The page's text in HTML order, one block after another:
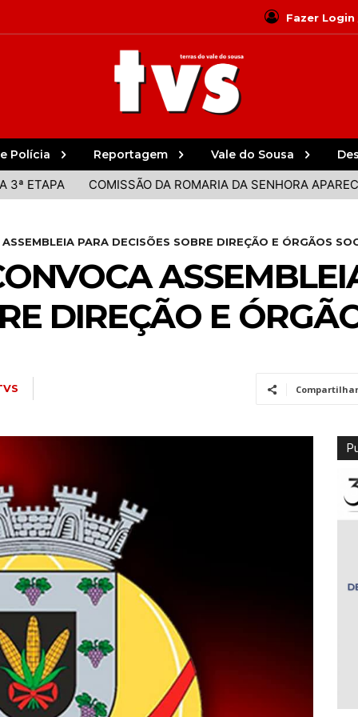
Fazer
Polícia Reportagem Vale do Sousa
COMISSÃO DA ROMARIA DA SENHORA APARECIDA
PARA DECISÕES SOBRE DIREÇÃO E ÓRGÃOS
DIREÇÃO E
Compartilhar